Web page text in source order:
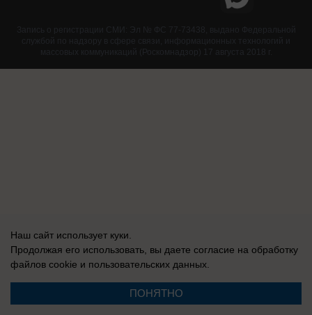
Запись о регистрации СМИ: Эл № ФС 77-73438, выдано Федеральной
службой по надзору в сфере связи, информационных технологий и
массовых коммуникаций (Роскомнадзор) 17 августа 2018 г.
Наш сайт использует куки.
Продолжая его использовать, вы даете согласие на обработку
файлов cookie и пользовательских данных.
ПОНЯТНО